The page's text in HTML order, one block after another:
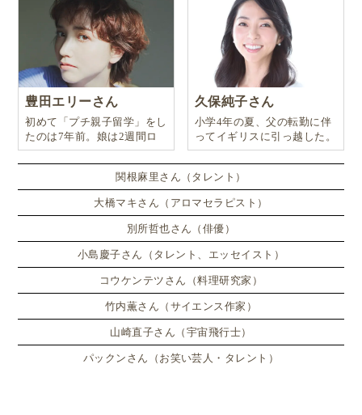
豊田エリーさん
初めて「プチ親子留学」をし
たのは7年前。娘は2週間ロ
ンドンのサマースクールに通
い、英語劇に挑戦したり、
久保純子さん
小学4年の夏、父の転勤に伴
ってイギリスに引っ越した。
関根麻里さん（タレント）
大橋マキさん（アロマセラピスト）
別所哲也さん（俳優）
小島慶子さん（タレント、エッセイスト）
コウケンテツさん（料理研究家）
竹内薫さん（サイエンス作家）
山崎直子さん（宇宙飛行士）
パックンさん（お笑い芸人・タレント）